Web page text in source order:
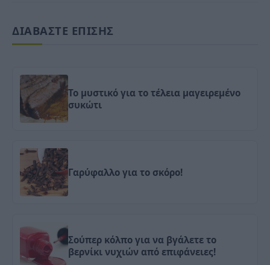
ΔΙΑΒΑΣΤΕ ΕΠΙΣΗΣ
Το μυστικό για το τέλεια μαγειρεμένο
συκώτι
Γαρύφαλλο για το σκόρο!
Σούπερ κόλπο για να βγάλετε το
βερνίκι νυχιών από επιφάνειες!